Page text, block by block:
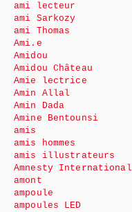
ami lecteur
ami Sarkozy
ami Thomas
Ami.e
Amidou
Amidou Château
Amie lectrice
Amin Allal
Amin Dada
Amine Bentounsi
amis
amis hommes
amis illustrateurs
Amnesty International
amont
ampoule
ampoules LED